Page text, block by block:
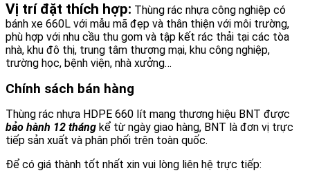
Vị trí đặt thích hợp: Thùng rác nhựa công nghiệp có
bánh xe 660L với mẫu mã đẹp và thân thiện với môi trường,
phù hợp với nhu cầu thu gom và tập kết rác thải tại các tòa
nhà, khu đô thị, trung tâm thương mại, khu công nghiệp,
trường học, bệnh viện, nhà xưởng…
Chính sách bán hàng
Thùng rác nhựa HDPE 660 lít mang thương hiệu BNT được
bảo hành 12 tháng kể từ ngày giao hàng, BNT là đơn vị trực
tiếp sản xuất và phân phối trên toàn quốc.
Để có giá thành tốt nhất xin vui lòng liên hệ trực tiếp: